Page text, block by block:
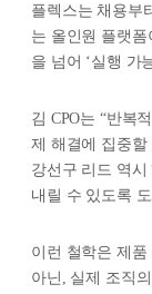
플렉스는 채용부
는 올인원 플랫
을 넘어 ‘실행 가
김 CPO는 “반복
제 해결에 집중할
강선구 리드 역시
내릴 수 있도록
이런 철학은 제
아닌, 실제 조직